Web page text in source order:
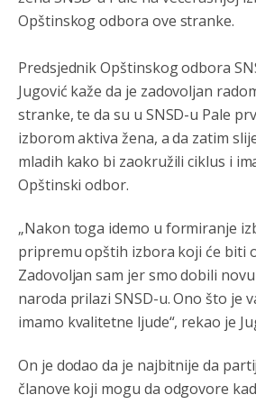
Opštinskog odbora ove stranke.
Predsjednik Opštinskog odbora
Jugović kaže da je zadovoljan
stranke, te da su u SNSD-u Pale
izborom aktiva žena, a da zatim
mladih kako bi zaokružili ciklus i
Opštinski odbor.
„Nakon toga idemo u formiranje
pripremu opštih izbora koji će biti
Zadovoljan sam jer smo dobili
naroda prilazi SNSD-u. Ono što je
imamo kvalitetne ljude“, rekao je
On je dodao da je najbitnije da
članove koji mogu da odgovore
Анонимно2806339
Анонимно2806339
RS je država ako nisi znao
4:51
биће увек држава за турчина који
nije mujo turcin, mujo ue bendasr
Анонимно2806721
Možete sebi umisliti da je i Kosovo dio
nije...probajte ući bezpasosa.Takoi
Анонимно2806773 6:56